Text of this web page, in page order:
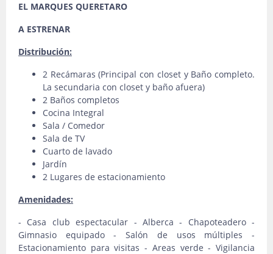
EL MARQUES QUERETARO
A ESTRENAR
Distribución:
2 Recámaras (Principal con closet y Baño completo.
La secundaria con closet y baño afuera)
2 Baños completos
Cocina Integral
Sala / Comedor
Sala de TV
Cuarto de lavado
Jardín
2 Lugares de estacionamiento
Amenidades:
- Casa club espectacular - Alberca - Chapoteadero -
Gimnasio equipado - Salón de usos múltiples -
Estacionamiento para visitas - Areas verde - Vigilancia